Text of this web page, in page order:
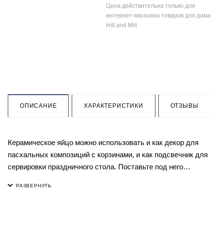
Цена действительна только для
интернет-магазина товаров для дома
Hill and Mill
ОПИСАНИЕ ХАРАКТЕРИСТИКИ ОТЗЫВЫ
Керамическое яйцо можно использовать и как декор для
пасхальных композиций с корзинами, и как подсвечник для
сервировки праздничного стола. Поставьте под него